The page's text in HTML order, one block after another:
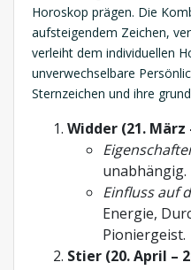
Horoskop prägen. Die
aufsteigendem Zeichen,
verleiht dem individuellen
unverwechselbare
Sternzeichen und ihre
Widder (21. März
unabhängig.
Einfluss auf
Energie,
Pioniergeist.
Stier (20. April –